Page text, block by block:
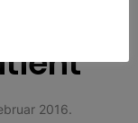
2017
2016.